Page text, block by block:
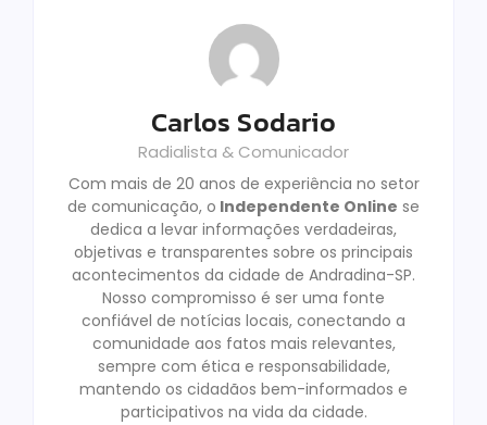
Carlos Sodario
Radialista & Comunicador
Com mais de 20 anos de experiência no setor
de comunicação, o Independente Online se
dedica a levar informações verdadeiras,
objetivas e transparentes sobre os principais
acontecimentos da cidade de Andradina-SP.
Nosso compromisso é ser uma fonte
confiável de notícias locais, conectando a
comunidade aos fatos mais relevantes,
sempre com ética e responsabilidade,
mantendo os cidadãos bem-informados e
participativos na vida da cidade.